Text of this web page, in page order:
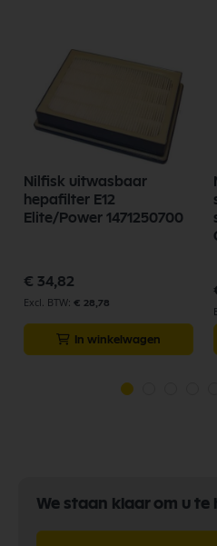
Nilfisk uitwasbaar
hepafilter E12
Elite/Power 1471250700
€ 34,82
€ 28,78
In winkelwagen
We staan klaar om u te